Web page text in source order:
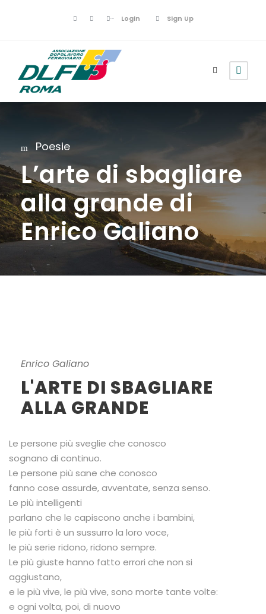
Login Sign Up
Poesie
L’arte di sbagliare
alla grande di
Enrico Galiano
Enrico Galiano
L'ARTE DI SBAGLIARE
ALLA GRANDE
Le persone più sveglie che conosco
sognano di continuo.
Le persone più sane che conosco
fanno cose assurde, avventate, senza senso.
Le più intelligenti
parlano che le capiscono anche i bambini,
le più forti è un sussurro la loro voce,
le più serie ridono, ridono sempre.
Le più giuste hanno fatto errori che non si
aggiustano,
e le più vive, le più vive, sono morte tante volte:
e ogni volta, poi, di nuovo